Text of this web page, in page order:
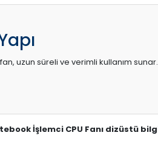
süreli ve verimli kullanım sunar.
İşlemci CPU Fanı dizüstü